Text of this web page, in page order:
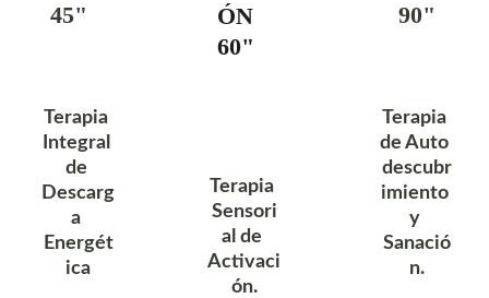
45"
ÓN
60"
90"
Terapia
Integral
de
Descarg
a
Energét
ica
Terapia
Sensori
al de
Activaci
ón.
Terapia
de Auto
descubr
imiento
y
Sanació
n.